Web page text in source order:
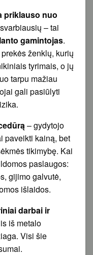
priklauso nuo
– tai
gamintojas.
ženklų, kurių
tyrimais, o jų
tarpu mažiau
gali pasiūlyti
– gydytojo
paveikti kainą, bet
tikimybę. Kai
paslaugos:
gijimo galvutė,
išlaidos.
darbai ir
iš metalo
Visi šie